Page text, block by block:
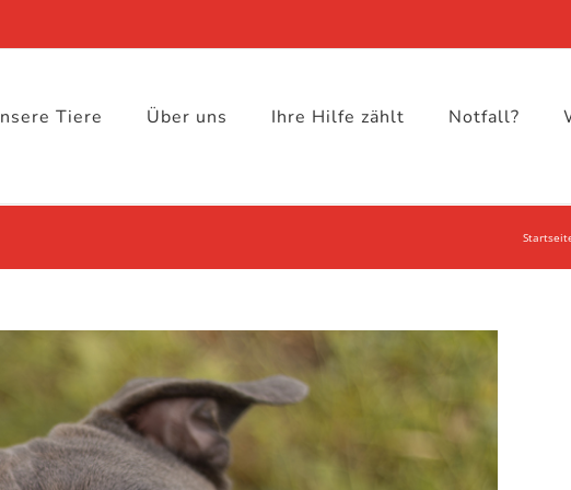
Tiere Über uns Ihre Hilfe zählt Notfall?